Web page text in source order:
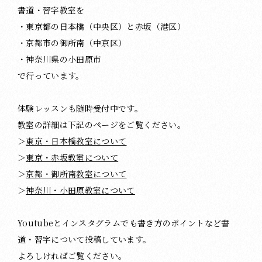
書道・習字教室を
・東京都の日本橋（中央区）と赤坂（港区）
・京都市の御所南（中京区）
・神奈川県の小田原市
で行っています。
体験レッスンも随時受付中です。
教室の詳細は下記のページをご覧ください。
＞東京・日本橋教室について
＞東京・赤坂教室について
＞京都・御所南教室について
＞神奈川・小田原教室について
Youtubeとインスタグラムでも書き方のポイントなど書
道・習字について投稿しています。
よろしければご覧ください。